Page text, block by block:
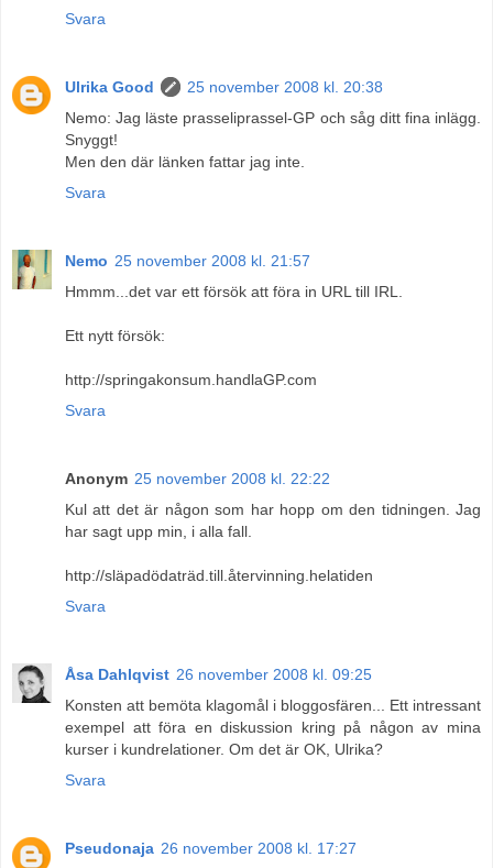
Svara
Ulrika Good
25 november 2008 kl. 20:38
Nemo: Jag läste prasseliprassel-GP och såg ditt fina inlägg.
Snyggt!
Men den där länken fattar jag inte.
Svara
Nemo 25 november 2008 kl. 21:57
Hmmm...det var ett försök att föra in URL till IRL.
Ett nytt försök:
http://springakonsum.handlaGP.com
Svara
Anonym 25 november 2008 kl. 22:22
Kul att det är någon som har hopp om den tidningen. Jag
har sagt upp min, i alla fall.
http://släpadödaträd.till.återvinning.helatiden
Svara
Åsa Dahlqvist 26 november 2008 kl. 09:25
Konsten att bemöta klagomål i bloggosfären... Ett intressant
exempel att föra en diskussion kring på någon av mina
kurser i kundrelationer. Om det är OK, Ulrika?
Svara
Pseudonaja 26 november 2008 kl. 17:27